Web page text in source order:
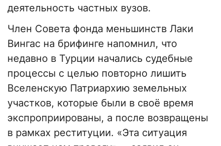
деятельность частных вузов.
Член Совета фонда меньшинств Лаки
Вингас на брифинге напомнил, что
недавно в Турции начались судебные
процессы с целью повторно лишить
Вселенскую Патриархию земельных
участков, которые были в своё время
экспроприированы, а после возвращены
в рамках реституции. «Эта ситуация